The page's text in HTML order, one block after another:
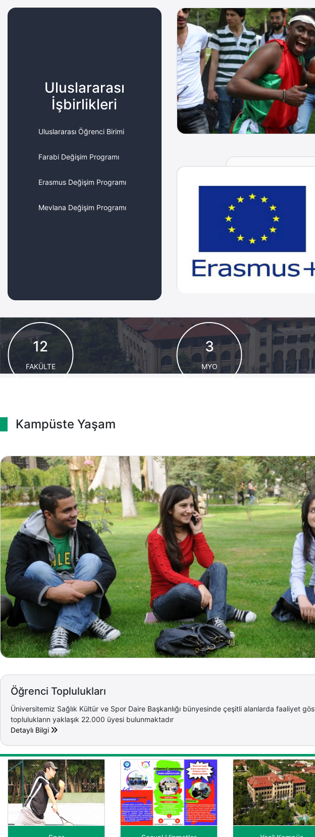
Uluslararası
İşbirlikleri
Uluslararası Öğrenci Birimi
Farabi Değişim Programı
Erasmus Değişim Programı
Mevlana Değişim Programı
12
FAKÜLTE
3
MYO
Kampüste Yaşam
Öğrenci Toplulukları
Üniversitemiz Sağlık Kültür ve Spor Daire Başkanlığı bünyesinde çeşitli alanlarda faaliyet
toplulukların yaklaşık 22.000 üyesi bulunmaktadır
Detaylı Bilgi